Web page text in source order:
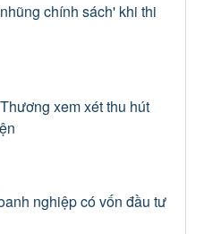
chính sách' khi thi
xem xét thu hút
nghiệp có vốn đầu tư